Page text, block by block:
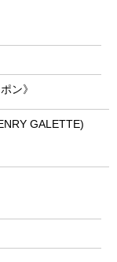
ン》
GALETTE)